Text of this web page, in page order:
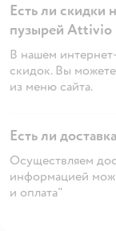
Есть ли скидки
пузырей Attivio
В нашем
скидок. Вы
из меню сайта.
Есть ли
Осуществляем
информацией
и оплата"